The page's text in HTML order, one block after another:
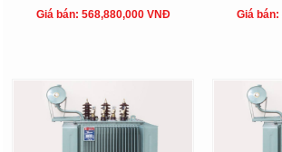
Giá bán: 568,880,000 VNĐ
Giá